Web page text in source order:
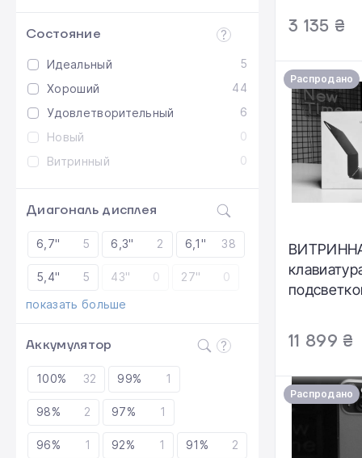
Состояние
Идеальный
5
Хороший
44
Удовлетворительный
6
Новый
0
Витринный
0
Диагональ дисплея
6,7" 5 6,3" 2 6,1" 38
5,4" 5 43" 0 27"
0
показать больше
Аккумулятор
100% 32 99% 1
98% 2 97% 1
96% 1 92% 1 91% 2
100% |
Гарантія: 1
3 135 ₴
Распродано
13‑inch
11 899 ₴
Распродано